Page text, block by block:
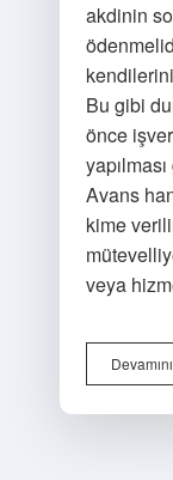
akdinin
Bu gibi
önce
Avans
kime
veya